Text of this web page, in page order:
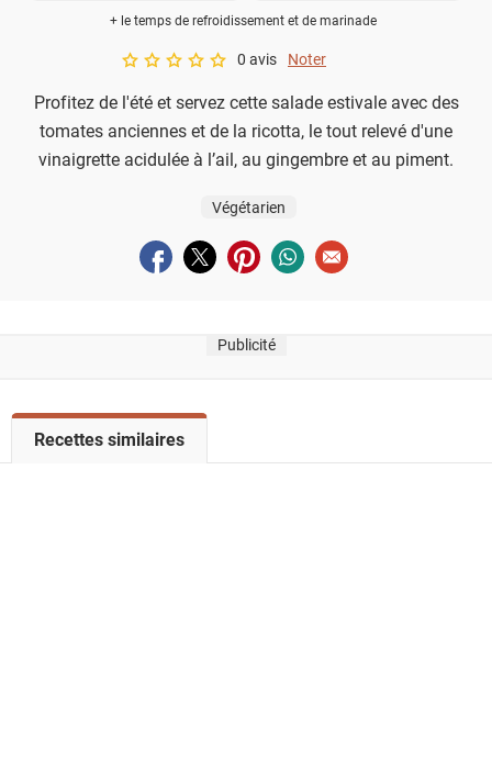
+ le temps de refroidissement et de marinade
A star rating of 0 out of 5.
0 avis Noter
Profitez de l'été et servez cette salade estivale avec des
tomates anciennes et de la ricotta, le tout relevé d'une
vinaigrette acidulée à l’ail, au gingembre et au piment.
Végétarien
Partager sur facebook
Partager sur twitter
Partager sur pinterest
Partager sur whatsapp
Envoyer à un ami
Publicité
o
Recettes similaires